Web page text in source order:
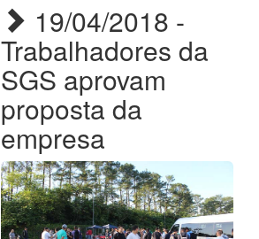
19/04/2018 -
Trabalhadores da
SGS aprovam
proposta da
empresa